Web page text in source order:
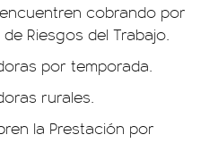
cobrando por
Riesgos del Trabajo.
por temporada.
rurales.
la Prestación por